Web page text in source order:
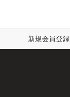
新規会員登録